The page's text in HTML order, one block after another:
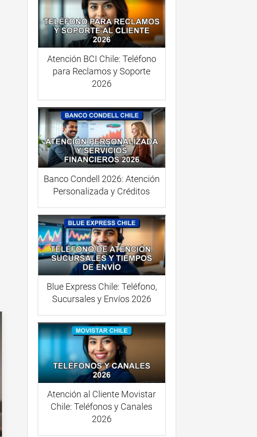
Atención BCI Chile: Teléfono
para Reclamos y Soporte
2026
Banco Condell 2026: Atención
Personalizada y Créditos
Blue Express Chile: Teléfono,
Sucursales y Envíos 2026
Atención al Cliente Movistar
Chile: Teléfonos y Canales
2026